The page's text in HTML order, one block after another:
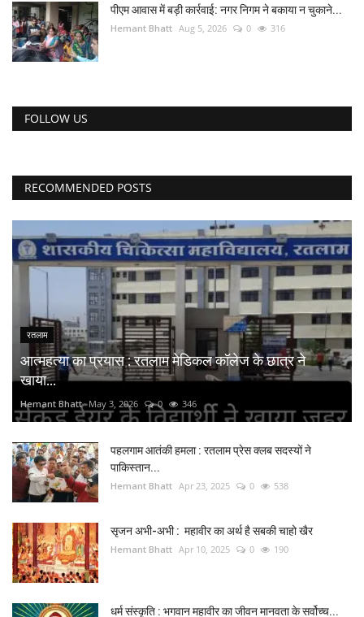
कारोबार सरोकार
साहित्य सरोकार
सामाजिक सरोकार
पीएम आवास में बड़ी कार्रवाई: नगर निगम ने बकाया न चुकाने...
Hemant Bhatt Aug 5, 2026 0 316
FOLLOW US
RECOMMENDED POSTS
रतलाम
आत्महत्या का प्रयास : रतलाम मेडिकल कॉलेज के छात्र ने
खाया...
Hemant Bhatt May 3, 2026 0 346
पहलगाम आतंकी हमला : रतलाम प्रेस क्लब सदस्यों ने
पाकिस्तान...
Hemant Bhatt Apr 23, 2025 0 538
सृजन अभी-अभी : महावीर का अर्थ है सबकी चाहो खैर
Hemant Bhatt Apr 10, 2025 0 190
धर्म संस्कृति : भगवान महावीर का जीवन मानवता के सर्वोच्च...